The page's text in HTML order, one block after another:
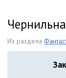
Из раздела